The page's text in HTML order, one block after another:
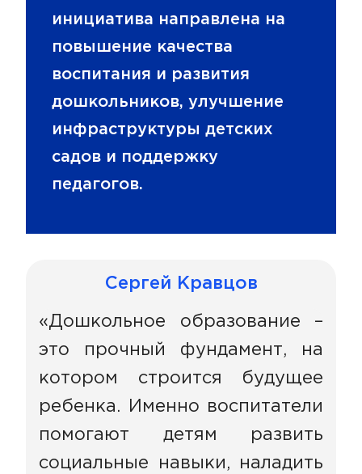
инициатива направлена на
повышение качества
воспитания и развития
дошкольников, улучшение
инфраструктуры детских
садов и поддержку
педагогов.
Сергей Кравцов
«Дошкольное образование –
это прочный фундамент, на
котором строится будущее
ребенка. Именно воспитатели
помогают детям развить
социальные навыки, наладить